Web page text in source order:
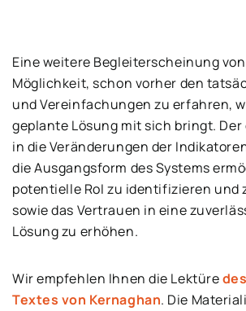
Eine weitere Begleiterscheinung
Möglichkeit, schon vorher den
und Vereinfachungen zu erfahren,
geplante Lösung mit sich bringt.
in die Veränderungen der
die Ausgangsform des Systems
potentielle RoI zu identifizieren und
sowie das Vertrauen in eine
Lösung zu erhöhen.
Wir empfehlen Ihnen die Lektüre
Textes von Kernaghan. Die